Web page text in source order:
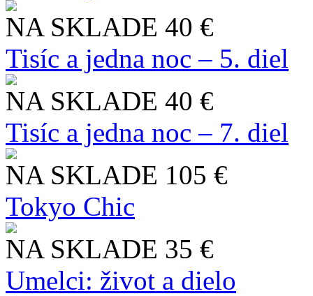
NA SKLADE 40 €
Tisíc a jedna noc – 5. diel
NA SKLADE 40 €
Tisíc a jedna noc – 7. diel
NA SKLADE 105 €
Tokyo Chic
NA SKLADE 35 €
Umelci: život a dielo